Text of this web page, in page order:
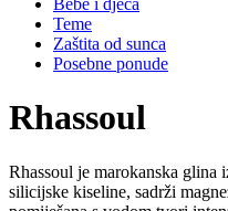
Bebe i djeca
Teme
Zaštita od sunca
Posebne ponude
Rhassoul
Rhassoul je marokanska glina
silicijske kiseline, sadrži